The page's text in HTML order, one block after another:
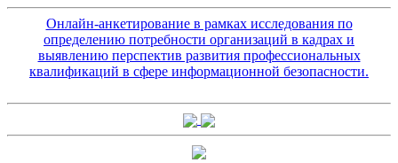
Онлайн-анкетирование в рамках исследования по
определению потребности организаций в кадрах и
выявлению перспектив развития профессиональных
квалификаций в сфере информационной безопасности.